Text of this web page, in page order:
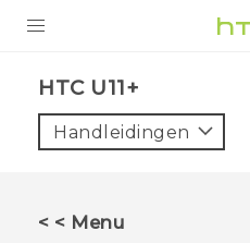
VIVE
HTC U11+‎
Handleidingen
< < Menu